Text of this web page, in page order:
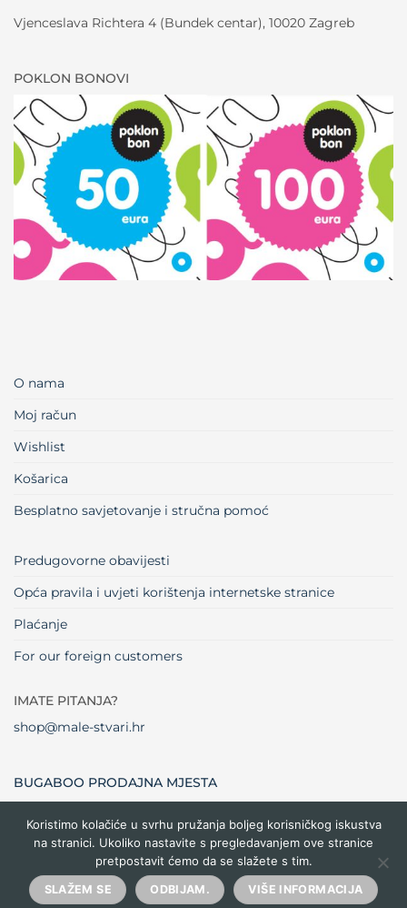
Vjenceslava Richtera 4 (Bundek centar), 10020 Zagreb
POKLON BONOVI
O nama
Moj račun
Wishlist
Košarica
Besplatno savjetovanje i stručna pomoć
Predugovorne obavijesti
Opća pravila i uvjeti korištenja internetske stranice
Plaćanje
For our foreign customers
IMATE PITANJA?
shop@male-stvari.hr
BUGABOO PRODAJNA MJESTA
Visa MasterCardMaestro Dinners
Club
Credit
Card
Cash
Delivery
Copyright 2026 ©Male stvari
Koristimo kolačiće u svrhu pružanja boljeg korisničkog iskustva
na stranici. Ukoliko nastavite s pregledavanjem ove stranice
pretpostavit ćemo da se slažete s tim.
SLAŽEM SE ODBIJAM. VIŠE INFORMACIJA